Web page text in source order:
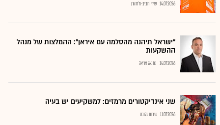
14.07.2026 שירי חביב-ולדהורן
"ישראל תיהנה מהסלמה עם איראן": ההמלצות של מנהל
ההשקעות
14.07.2026 נתנאל אריאל
שני אינדיקטורים מרמזים: למשקיעים יש בעיה
11.07.2026 שירות גלובס